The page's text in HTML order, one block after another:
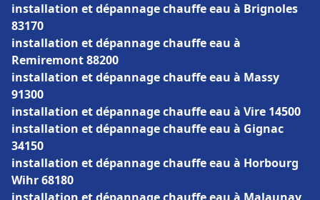
installation et dépannage chauffe eau à Brignoles
83170
installation et dépannage chauffe eau à
Remiremont 88200
installation et dépannage chauffe eau à Massy
91300
installation et dépannage chauffe eau à Vire 14500
installation et dépannage chauffe eau à Gignac
34150
installation et dépannage chauffe eau à Horbourg
Wihr 68180